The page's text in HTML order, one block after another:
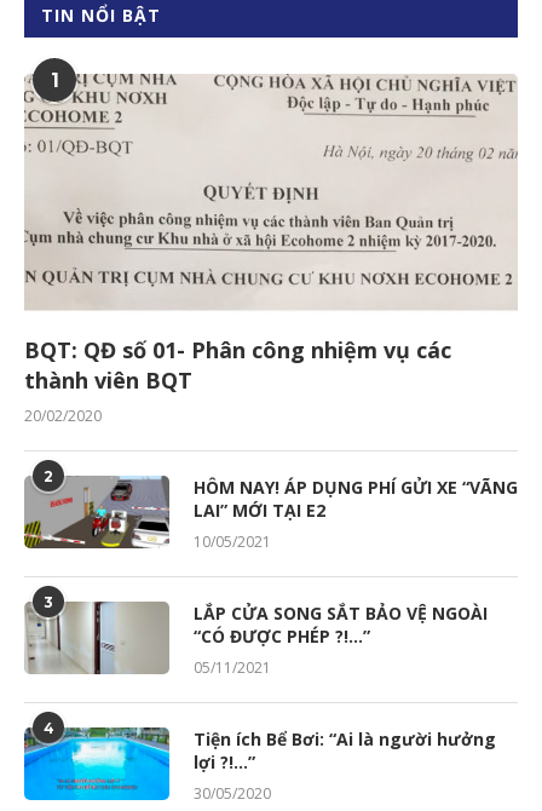
TIN NỔI BẬT
1
BQT: QĐ số 01- Phân công nhiệm vụ các
thành viên BQT
20/02/2020
2
HÔM NAY! ÁP DỤNG PHÍ GỬI XE “VÃNG
LAI” MỚI TẠI E2
10/05/2021
3
LẮP CỬA SONG SẮT BẢO VỆ NGOÀI
“CÓ ĐƯỢC PHÉP ?!…”
05/11/2021
4
Tiện ích Bể Bơi: “Ai là người hưởng
lợi ?!…”
30/05/2020